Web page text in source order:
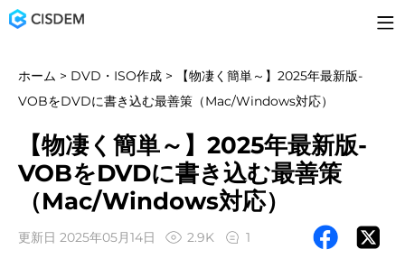
ホーム > DVD・ISO作成 > 【物凄く簡単～】2025年最新版-
VOBをDVDに書き込む最善策（Mac/Windows対応）
【物凄く簡単～】2025年最新版-
VOBをDVDに書き込む最善策
（Mac/Windows対応）
更新日 2025年05月14日 2.9K 1